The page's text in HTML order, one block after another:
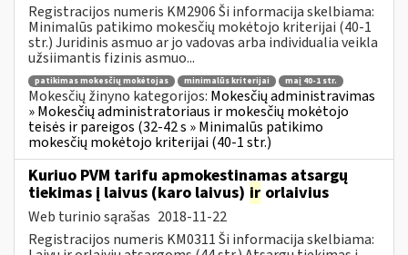
Registracijos numeris KM2906 Ši informacija skelbiama:
Minimalūs patikimo mokesčių mokėtojo kriterijai (40-1
str.) Juridinis asmuo ar jo vadovas arba individualia veikla
užsiimantis fizinis asmuo...
patikimas mokesčių mokėtojas minimalūs kriterijai maį 40-1 str.
Mokesčių žinyno kategorijos: Mokesčių administravimas
» Mokesčių administratoriaus ir mokesčių mokėtojo
teisės ir pareigos (32-42 s » Minimalūs patikimo
mokesčių mokėtojo kriterijai (40-1 str.)
Kuriuo PVM tarifu apmokestinamas atsargų
tiekimas į laivus (karo laivus) ir orlaivius
Web turinio sąrašas 2018-11-22
Registracijos numeris KM0311 Ši informacija skelbiama: